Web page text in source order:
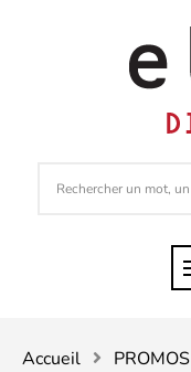
Accueil PROMOS